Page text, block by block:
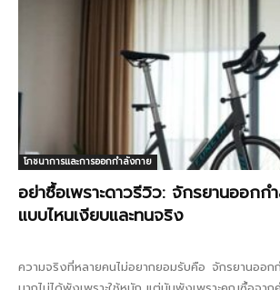
โภชนาการและการออกกำลังกาย
อย่าซื้อเพราะดาวรีวิว: จักรยานออกก
แบบไหนเงียบและทนจริง
ความจริงที่หลายคนไม่อยากยอมรับคือ จักรยานออก